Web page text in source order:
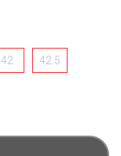
42 42.5